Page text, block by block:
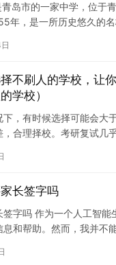
岛市的一家中学，位于
年，是一所历史悠久的
不刷人的学校，让
学校）
，有时候选择可能会大
合理择校。考研复试几
长签字吗
字吗 作为一个人工智能
和帮助。然而，我并不